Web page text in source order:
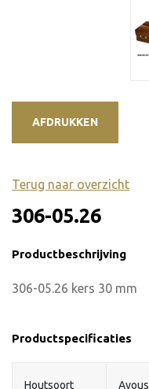
AFDRUKKEN
Terug naar overzicht
306-05.26
Productbeschrijving
306-05.26 kers 30 mm
Productspecificaties
Houtsoort Ayous